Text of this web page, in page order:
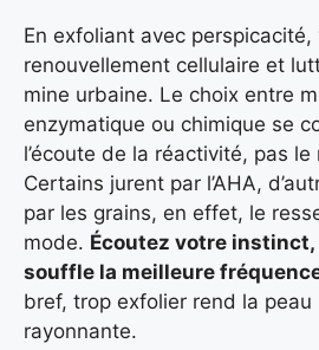
En exfoliant avec perspicacité,
renouvellement cellulaire et
mine urbaine. Le choix entre
enzymatique ou chimique se
l’écoute de la réactivité, pas le
Certains jurent par l’AHA,
par les grains, en effet, le
mode. Écoutez votre instinct,
souffle la meilleure
bref, trop exfolier rend la peau
rayonnante.